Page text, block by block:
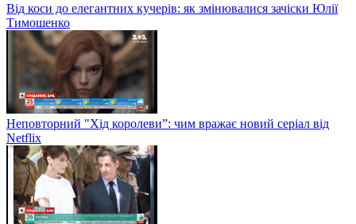
Від коси до елегантних кучерів: як змінювалися зачіски Юлії
Тимошенко
Неповторний "Хід королеви”: чим вражає новий серіал від
Netflix